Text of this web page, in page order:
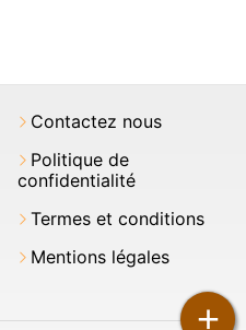
+
Contactez nous
Politique de
confidentialité
Termes et conditions
Mentions légales